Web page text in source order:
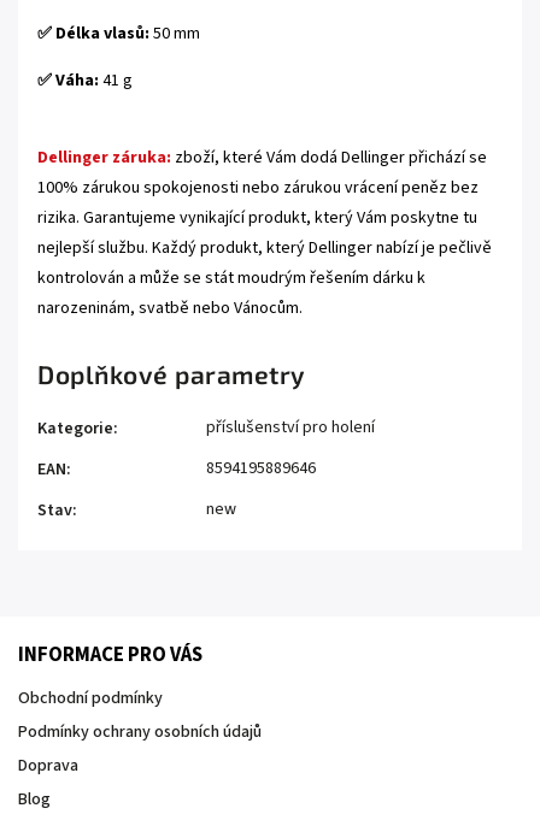
✅ Délka vlasů: 50 mm
✅ Váha: 41 g
Dellinger záruka: zboží, které Vám dodá Dellinger přichází se
100% zárukou spokojenosti nebo zárukou vrácení peněz bez
rizika. Garantujeme vynikající produkt, který Vám poskytne tu
nejlepší službu. Každý produkt, který Dellinger nabízí je pečlivě
kontrolován a může se stát moudrým řešením dárku k
narozeninám, svatbě nebo Vánocům.
Doplňkové parametry
Kategorie:
příslušenství pro holení
EAN:
8594195889646
Stav: new
INFORMACE PRO VÁS
Obchodní podmínky
Podmínky ochrany osobních údajů
Doprava
Blog